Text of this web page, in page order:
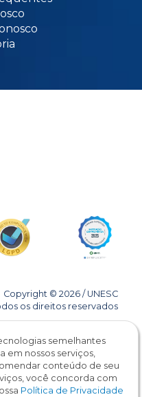
Copyright © 2026 / UNESC
os direitos reservados
semelhantes
em nossos serviços,
conteúdo de seu
você concorda com
Política de Privacidade